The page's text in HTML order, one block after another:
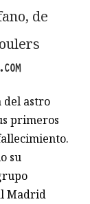
de
del astro
primeros
su
Madrid